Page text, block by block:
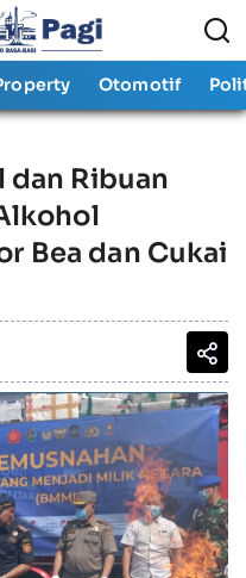
Otomotif
dan Ribuan
Bea dan Cukai